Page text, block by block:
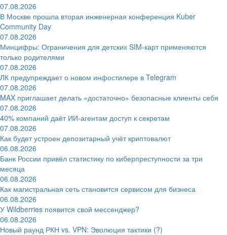
07.08.2026
В Москве прошла вторая инженерная конференция Kuber
Community Day
07.08.2026
Минцифры: Ограничения для детских SIM-карт применяются
только родителями
07.08.2026
ЛК предупреждает о новом инфостилере в Telegram
07.08.2026
MAX приглашает делать «достаточно» безопасные клиенты себя
07.08.2026
40% компаний даёт ИИ‑агентам доступ к секретам
07.08.2026
Как будет устроен депозитарный учёт криптовалют
06.08.2026
Банк России привёл статистику по киберпреступности за три
месяца
06.08.2026
Как магистральная сеть становится сервисом для бизнеса
06.08.2026
У Wildberries появится свой мессенджер?
06.08.2026
Новый раунд РКН vs. VPN: Эволюция тактики (?)